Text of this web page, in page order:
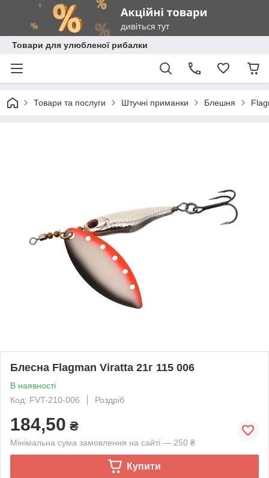
Товари для улюбленої рибалки
Товари та послуги Штучні приманки Блешня
Блесна Flagman Viratta 21г 115 006
В наявності
Код: FVT-210-006
Роздріб
184,50 ₴
Мінімальна сума замовлення на сайті — 250 ₴
Купити